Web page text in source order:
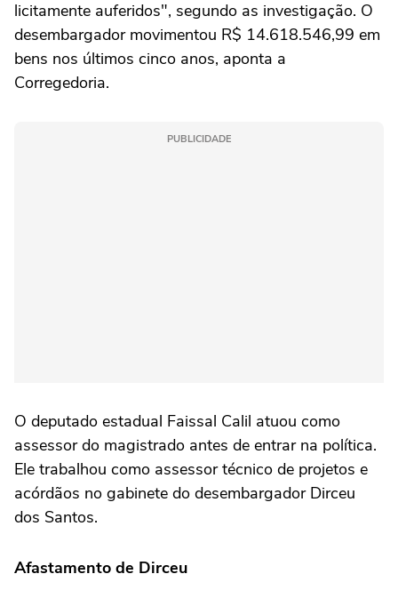
licitamente auferidos", segundo as investigação. O
desembargador movimentou R$ 14.618.546,99 em
bens nos últimos cinco anos, aponta a
Corregedoria.
PUBLICIDADE
O deputado estadual Faissal Calil atuou como
assessor do magistrado antes de entrar na política.
Ele trabalhou como assessor técnico de projetos e
acórdãos no gabinete do desembargador Dirceu
dos Santos.
Afastamento de Dirceu